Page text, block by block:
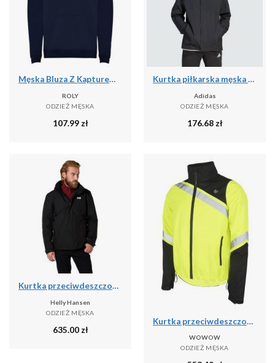
Męska Bluza Z Kapturem Urban
ROLY
ODZIEŻ MĘSKA
107.99 zł
Kurtka piłkarska męska Adidas Entrada 22 All-Weather
Adidas
ODZIEŻ MĘSKA
176.68 zł
Kurtka przeciwdeszczowa męska Helly Hansen DUBLINER INSULATED
Helly Hansen
ODZIEŻ MĘSKA
635.00 zł
Kurtka przeciwdeszczowa Wowow Fuji XXL
WOWOW
ODZIEŻ MĘSKA